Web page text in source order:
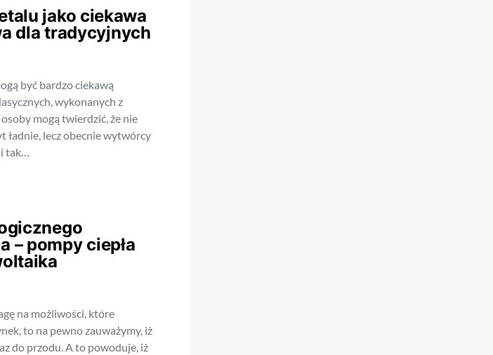
jako ciekawa
dla tradycyjnych
być bardzo ciekawą
wykonanych z
mogą twierdzić, że nie
ładnie, lecz obecnie wytwórcy
tak…
– pompy ciepła
na możliwości, które
to na pewno zauważymy, iż
do przodu. A to powoduje, iż